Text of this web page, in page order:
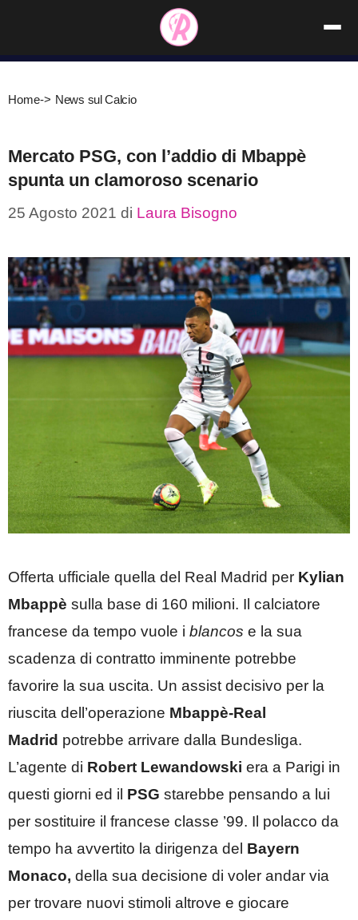
contenuto
Home-> News sul Calcio
Mercato PSG, con l’addio di Mbappè
spunta un clamoroso scenario
25 Agosto 2021 di Laura Bisogno
Offerta ufficiale quella del Real Madrid per Kylian
Mbappè sulla base di 160 milioni. Il calciatore
francese da tempo vuole i blancos e la sua
scadenza di contratto imminente potrebbe
favorire la sua uscita. Un assist decisivo per la
riuscita dell’operazione Mbappè-Real
Madrid potrebbe arrivare dalla Bundesliga.
L’agente di Robert Lewandowski era a Parigi in
questi giorni ed il PSG starebbe pensando a lui
per sostituire il francese classe ’99. Il polacco da
tempo ha avvertito la dirigenza del Bayern
Monaco, della sua decisione di voler andar via
per trovare nuovi stimoli altrove e giocare